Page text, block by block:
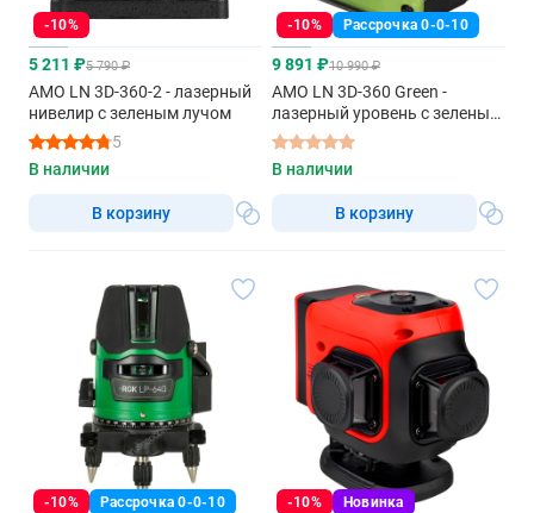
-10%
5 211 ₽5 790 ₽
AMO LN 3D-360-2 - лазерный
нивелир с зеленым лучом
5
В наличии
В корзину
-10% Рассрочка 0-0-10
9 891 ₽10 990 ₽
AMO LN 3D-360 Green -
лазерный уровень с зеленым
лучом
В наличии
В корзину
-10% Рассрочка 0-0-10 -10% Новинка